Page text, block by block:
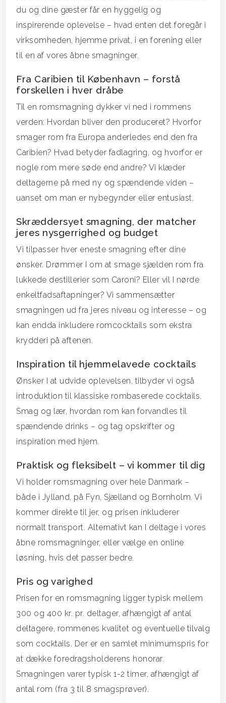
du og dine gæster får en hyggelig og
inspirerende oplevelse – hvad enten det foregår i
virksomheden, hjemme privat, i en forening eller
til en af vores åbne smagninger.
Fra Caribien til København – forstå
forskellen i hver dråbe
Til en romsmagning dykker vi ned i rommens
verden: Hvordan bliver den produceret? Hvorfor
smager rom fra Europa anderledes end den fra
Caribien? Hvad betyder fadlagring, og hvorfor er
nogle rom mere søde end andre? Vi klæder
deltagerne på med ny og spændende viden –
uanset om man er nybegynder eller entusiast.
Skræddersyet smagning, der matcher
jeres nysgerrighed og budget
Vi tilpasser hver eneste smagning efter dine
ønsker. Drømmer I om at smage sjælden rom fra
lukkede destillerier som Caroni? Eller vil I nørde
enkeltfadsaftapninger? Vi sammensætter
smagningen ud fra jeres niveau og interesse – og
kan endda inkludere romcocktails som ekstra
krydderi på aftenen.
Inspiration til hjemmelavede cocktails
Ønsker I at udvide oplevelsen, tilbyder vi også
introduktion til klassiske rombaserede cocktails.
Smag og lær, hvordan rom kan forvandles til
spændende drinks – og tag opskrifter og
inspiration med hjem.
Praktisk og fleksibelt – vi kommer til dig
Vi holder romsmagning over hele Danmark –
både i Jylland, på Fyn, Sjælland og Bornholm. Vi
kommer direkte til jer, og prisen inkluderer
normalt transport. Alternativt kan I deltage i vores
åbne romsmagninger, eller vælge en online
løsning, hvis det passer bedre.
Pris og varighed
Prisen for en romsmagning ligger typisk mellem
300 og 400 kr. pr. deltager, afhængigt af antal
deltagere, rommenes kvalitet og eventuelle tilvalg
som cocktails. Der er en samlet minimumspris for
at dække foredragsholderens honorar.
Smagningen varer typisk 1-2 timer, afhængigt af
antal rom (fra 3 til 8 smagsprøver).